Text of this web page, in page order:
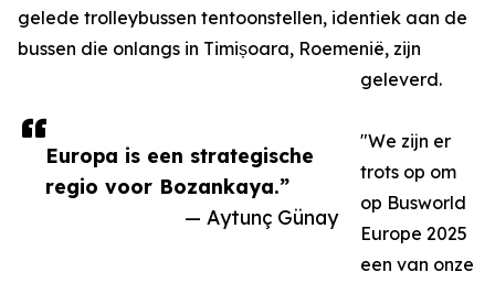
Europa is een strategische
regio voor Bozankaya.”
— Aytunç Günay
gelede trolleybussen tentoonstellen, identiek aan de
bussen die onlangs in Timișoara, Roemenië, zijn
geleverd.
"We zijn er
trots op om
op Busworld
Europe 2025
een van onze